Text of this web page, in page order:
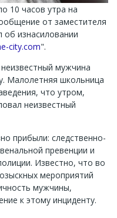
10 часов утра на
от заместителя
изнасиловании
city.com".
мужчина
Малолетняя школьница
что утром,
неизвестный
прибыли: следственно-
превенции и
Известно, что во
мероприятий
мужчины,
к этому инциденту.